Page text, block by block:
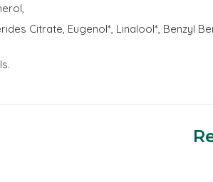
Citrate, Eugenol*, Linalool*, Benzyl